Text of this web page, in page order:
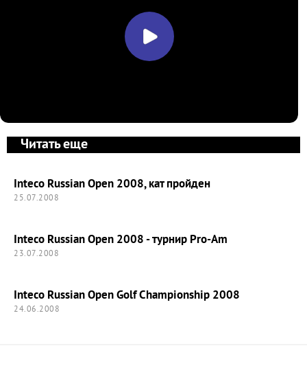
Читать еще
Inteco Russian Open 2008, кат пройден
25.07.2008
Inteco Russian Open 2008 - турнир Pro-Am
23.07.2008
Inteco Russian Open Golf Championship 2008
24.06.2008